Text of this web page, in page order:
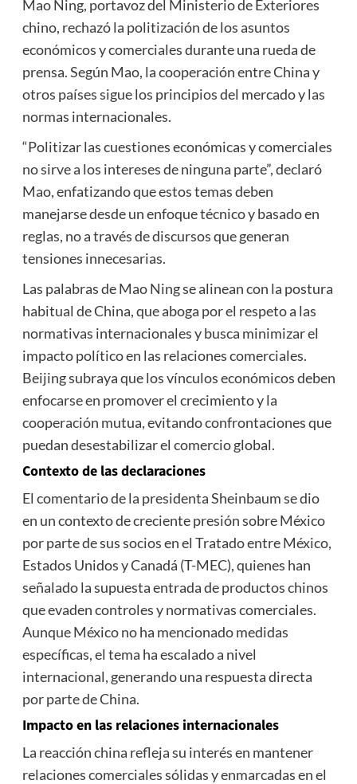
Mao Ning, portavoz del Ministerio de Exteriores
chino, rechazó la politización de los asuntos
económicos y comerciales durante una rueda de
prensa. Según Mao, la cooperación entre China y
otros países sigue los principios del mercado y las
normas internacionales.
“Politizar las cuestiones económicas y comerciales
no sirve a los intereses de ninguna parte”, declaró
Mao, enfatizando que estos temas deben
manejarse desde un enfoque técnico y basado en
reglas, no a través de discursos que generan
tensiones innecesarias.
Las palabras de Mao Ning se alinean con la postura
habitual de China, que aboga por el respeto a las
normativas internacionales y busca minimizar el
impacto político en las relaciones comerciales.
Beijing subraya que los vínculos económicos deben
enfocarse en promover el crecimiento y la
cooperación mutua, evitando confrontaciones que
puedan desestabilizar el comercio global.
Contexto de las declaraciones
El comentario de la presidenta Sheinbaum se dio
en un contexto de creciente presión sobre México
por parte de sus socios en el Tratado entre México,
Estados Unidos y Canadá (T-MEC), quienes han
señalado la supuesta entrada de productos chinos
que evaden controles y normativas comerciales.
Aunque México no ha mencionado medidas
específicas, el tema ha escalado a nivel
internacional, generando una respuesta directa
por parte de China.
Impacto en las relaciones internacionales
La reacción china refleja su interés en mantener
relaciones comerciales sólidas y enmarcadas en el